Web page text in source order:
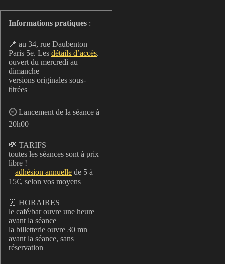
Informations pratiques :
📍 au 34, rue Daubenton –
Paris 5e. Les détails d’accès.
ouvert du mercredi au
dimanche
versions originales sous-
titrées
🕘 Lancement de la séance à
20h00
💸 TARIFS
toutes les séances sont à prix
libre !
+ adhésion annuelle de 5 à
15€, selon vos moyens
⏰ HORAIRES
le café/bar ouvre une heure
avant la séance
la billetterie ouvre 30 mn
avant la séance, sans
réservation